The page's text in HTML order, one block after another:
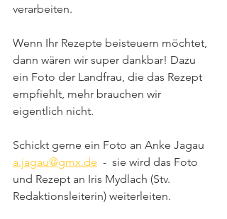
verarbeiten.
Wenn Ihr Rezepte beisteuern möchtet,
dann wären wir super dankbar! Dazu
ein Foto der Landfrau, die das Rezept
empfiehlt, mehr brauchen wir
eigentlich nicht.
Schickt gerne ein Foto an Anke Jagau
a.jagau@gmx.de
  -  sie wird das Foto
und Rezept an Iris Mydlach (Stv.
Redaktionsleiterin) weiterleiten.